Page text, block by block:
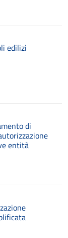
edilizi
di
entità